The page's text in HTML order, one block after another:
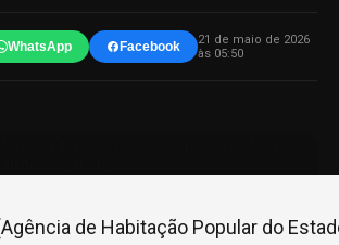
WhatsApp Facebook
21 de maio de 2026
às 05:50
de Habitação Popular do